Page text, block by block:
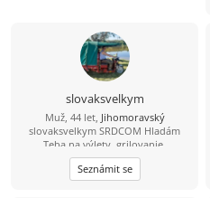
slovaksvelkym
Muž, 44 let, Jihomoravský
slovaksvelkym SRDCOM Hladám
Teba na výlety, grilovanie,
spoločnosť pri každodenných
veciach. Zablokuje ma IBA jeptiška so
zašitou ... . Neopakujem po
Seznámit se